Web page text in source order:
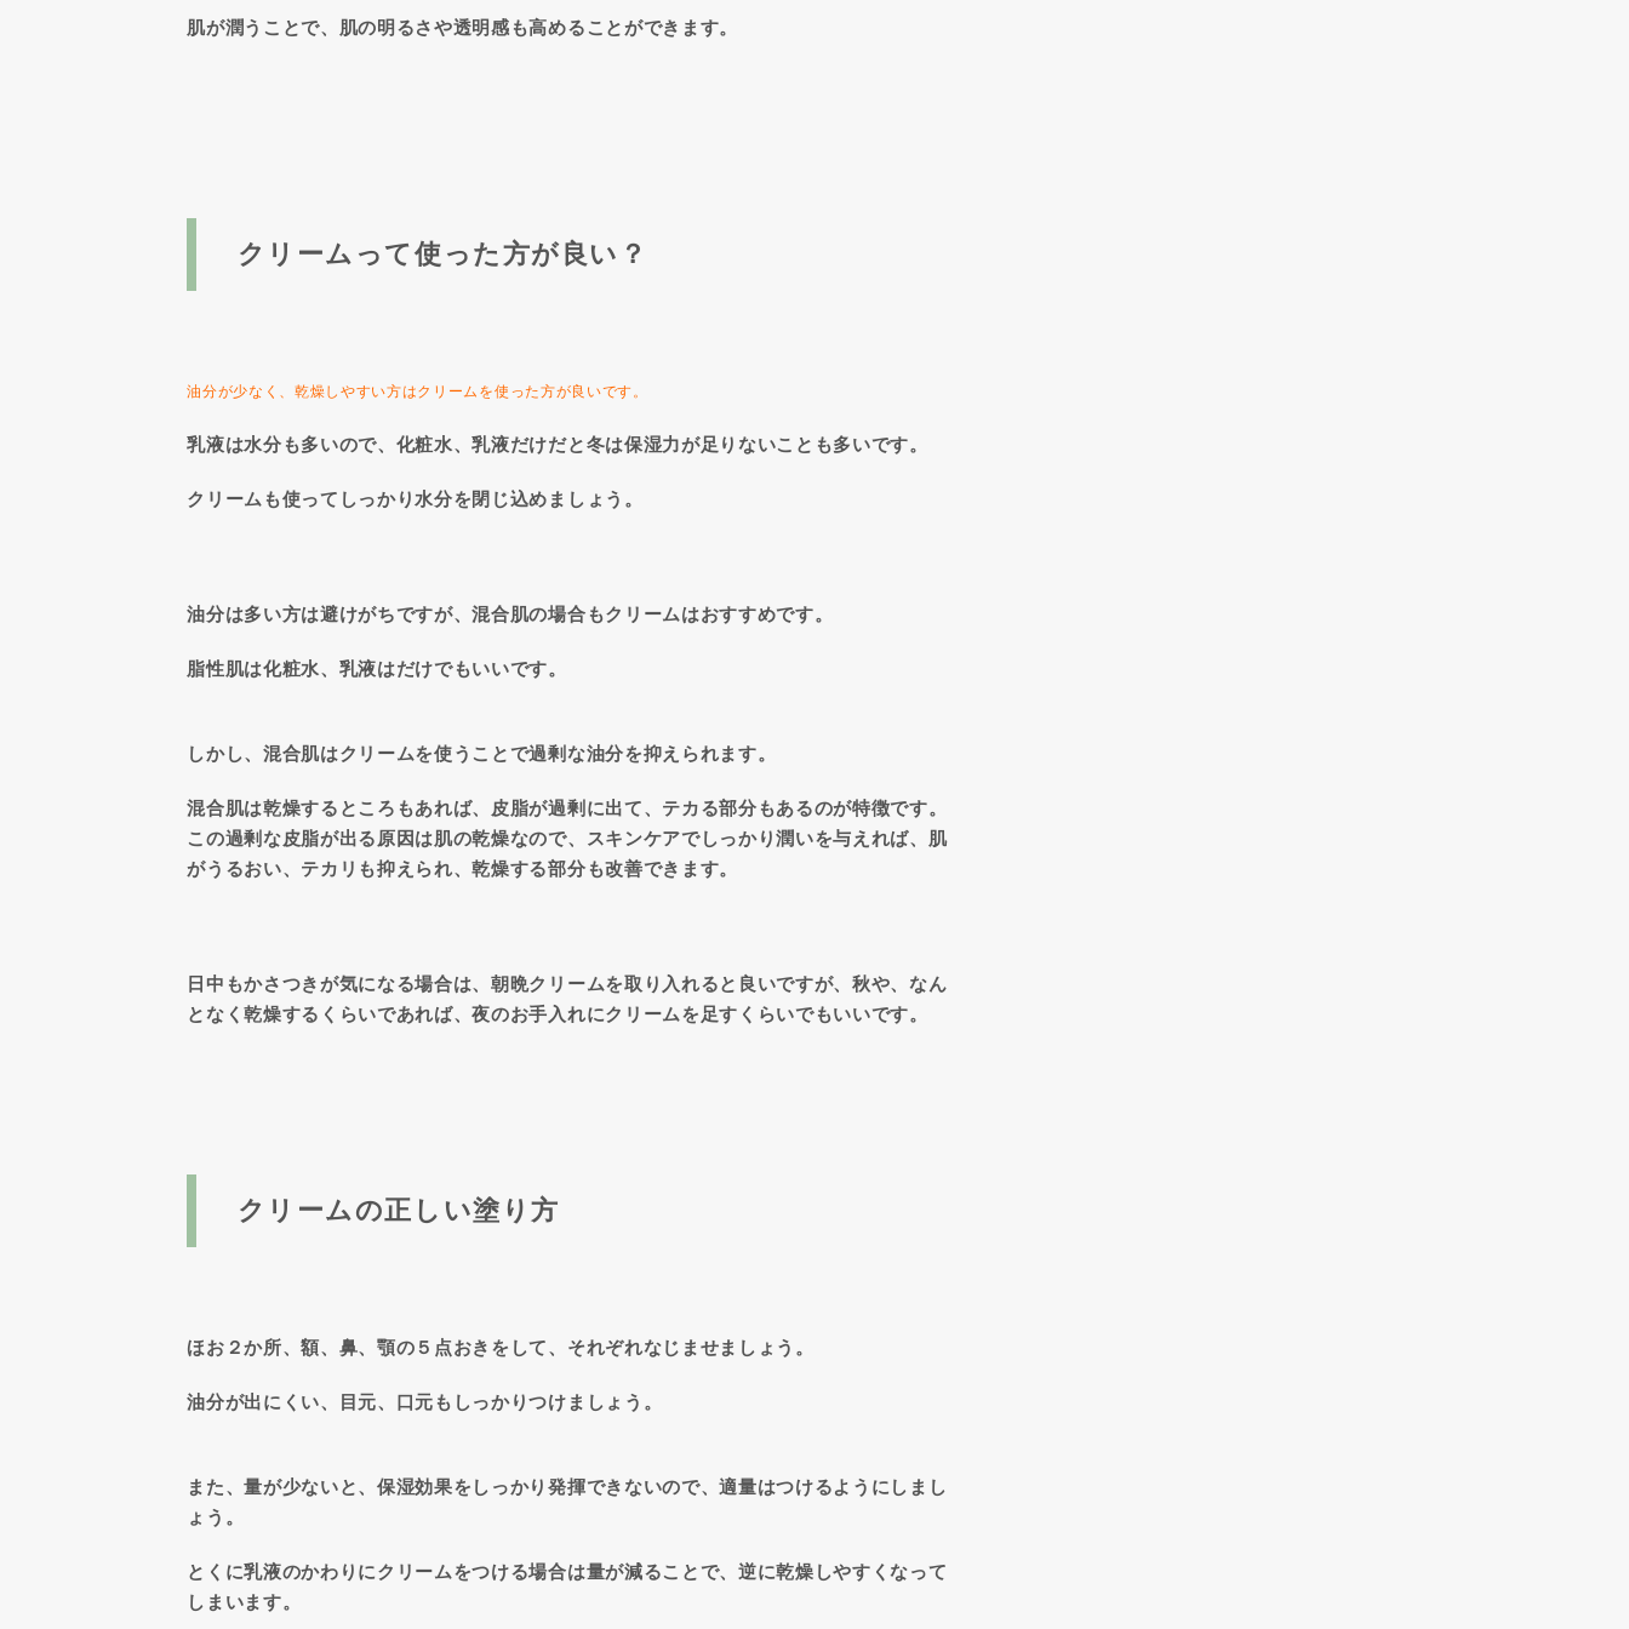
肌が潤うことで、肌の明るさや透明感も高めることができます。
クリームって使った方が良い？
油分が少なく、乾燥しやすい方はクリームを使った方が良いです。
乳液は水分も多いので、化粧水、乳液だけだと冬は保湿力が足りないことも多いです。
クリームも使ってしっかり水分を閉じ込めましょう。
油分は多い方は避けがちですが、混合肌の場合もクリームはおすすめです。
脂性肌は化粧水、乳液はだけでもいいです。
しかし、混合肌はクリームを使うことで過剰な油分を抑えられます。
混合肌は乾燥するところもあれば、皮脂が過剰に出て、テカる部分もあるのが特徴です。
この過剰な皮脂が出る原因は肌の乾燥なので、スキンケアでしっかり潤いを与えれば、肌
がうるおい、テカリも抑えられ、乾燥する部分も改善できます。
日中もかさつきが気になる場合は、朝晩クリームを取り入れると良いですが、秋や、なん
となく乾燥するくらいであれば、夜のお手入れにクリームを足すくらいでもいいです。
クリームの正しい塗り方
ほお２か所、額、鼻、顎の５点おきをして、それぞれなじませましょう。
油分が出にくい、目元、口元もしっかりつけましょう。
また、量が少ないと、保湿効果をしっかり発揮できないので、適量はつけるようにしまし
ょう。
とくに乳液のかわりにクリームをつける場合は量が減ることで、逆に乾燥しやすくなって
しまいます。